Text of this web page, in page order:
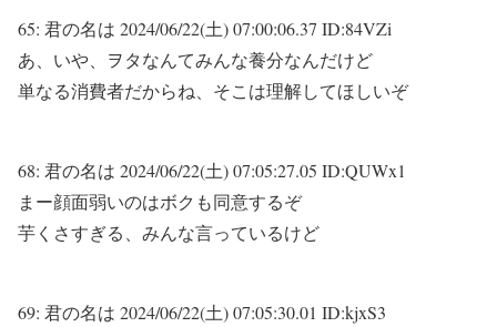
65: 君の名は 2024/06/22(土) 07:00:06.37 ID:84VZi
あ、いや、ヲタなんてみんな養分なんだけど
単なる消費者だからね、そこは理解してほしいぞ
68: 君の名は 2024/06/22(土) 07:05:27.05 ID:QUWx1
まー顔面弱いのはボクも同意するぞ
芋くさすぎる、みんな言っているけど
69: 君の名は 2024/06/22(土) 07:05:30.01 ID:kjxS3